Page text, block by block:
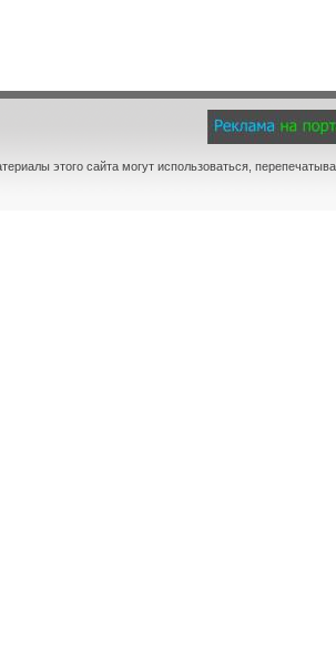
этого сайта могут использоваться,